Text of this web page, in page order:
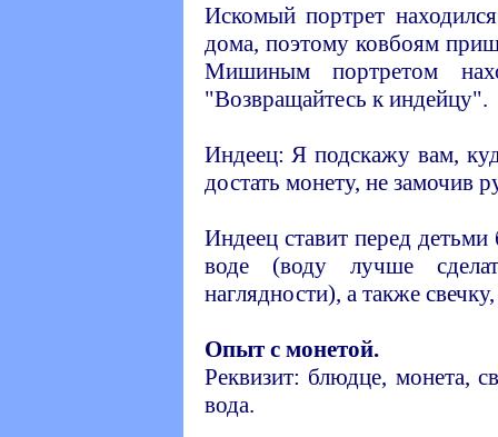
Искомый портрет
дома, поэтому ковбоям
Мишиным портретом
"Возвращайтесь к индейцу".
Индеец: Я подскажу вам,
достать монету, не замочив
Индеец ставит перед
воде (воду лучше
наглядности), а также
Опыт с монетой.
Реквизит: блюдце, монета,
вода.